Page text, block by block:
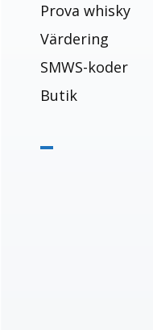
Prova whisky
Värdering
SMWS-koder
Butik